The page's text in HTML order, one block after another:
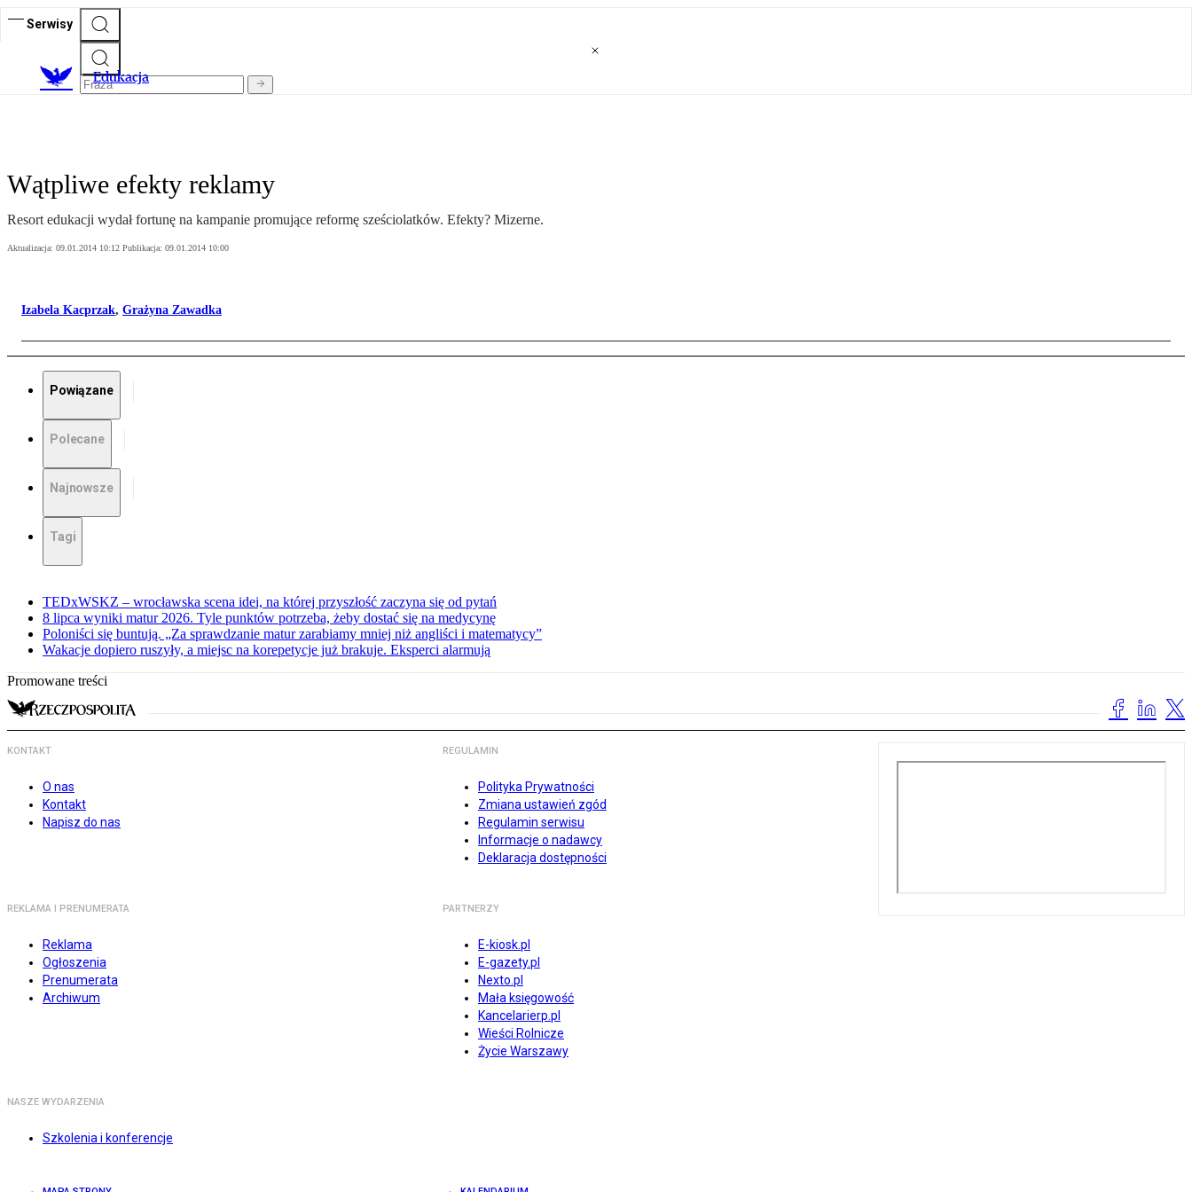
Serwisy
Edukacja
Wątpliwe efekty reklamy
Resort edukacji wydał fortunę na kampanie promujące reformę sześciolatków. Efekty? Mizerne.
Aktualizacja: 09.01.2014 10:12 Publikacja: 09.01.2014 10:00
Izabela Kacprzak, Grażyna Zawadka
Powiązane
Polecane
Najnowsze
Tagi
TEDxWSKZ – wrocławska scena idei, na której przyszłość zaczyna się od pytań
8 lipca wyniki matur 2026. Tyle punktów potrzeba, żeby dostać się na medycynę
Poloniści się buntują. „Za sprawdzanie matur zarabiamy mniej niż angliści i matematycy”
Wakacje dopiero ruszyły, a miejsc na korepetycje już brakuje. Eksperci alarmują
Promowane treści
KONTAKT
O nas
Kontakt
Napisz do nas
REGULAMIN
Polityka Prywatności
Zmiana ustawień zgód
Regulamin serwisu
Informacje o nadawcy
Deklaracja dostępności
REKLAMA I PRENUMERATA
Reklama
Ogłoszenia
Prenumerata
Archiwum
PARTNERZY
E-kiosk.pl
E-gazety.pl
Nexto.pl
Mała księgowość
Kancelarierp.pl
Wieści Rolnicze
Życie Warszawy
NASZE WYDARZENIA
Szkolenia i konferencje